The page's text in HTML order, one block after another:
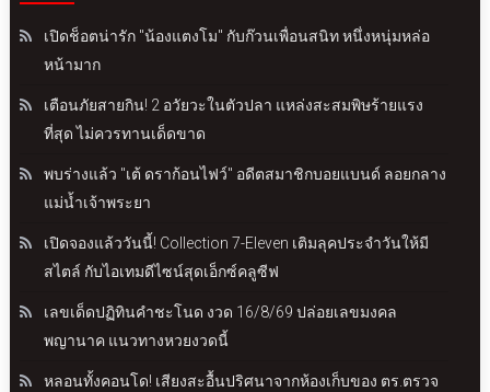
เปิดช็อตน่ารัก "น้องแตงโม" กับก๊วนเพื่อนสนิท หนึ่งหนุ่มหล่อ
หน้ามาก
เตือนภัยสายกิน! 2 อวัยวะในตัวปลา แหล่งสะสมพิษร้ายแรง
ที่สุด ไม่ควรทานเด็ดขาด
พบร่างแล้ว "เต้ ดราก้อนไฟว์" อดีตสมาชิกบอยแบนด์ ลอยกลาง
แม่น้ำเจ้าพระยา
เปิดจองแล้ววันนี้! Collection 7-Eleven เติมลุคประจำวันให้มี
สไตล์ กับไอเทมดีไซน์สุดเอ็กซ์คลูซีฟ
เลขเด็ดปฏิทินคำชะโนด งวด 16/8/69 ปล่อยเลขมงคล
พญานาค แนวทางหวยงวดนี้
หลอนทั้งคอนโด! เสียงสะอื้นปริศนาจากห้องเก็บของ ตร.ตรวจ